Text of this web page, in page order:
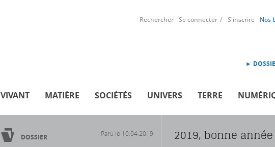
Rechercher Se connecter S'inscrire Nos
►
VIVANT MATIÈRE SOCIÉTÉS UNIVERS TERRE
DOSSIER Paru le 10.04.2019 2019, bonne